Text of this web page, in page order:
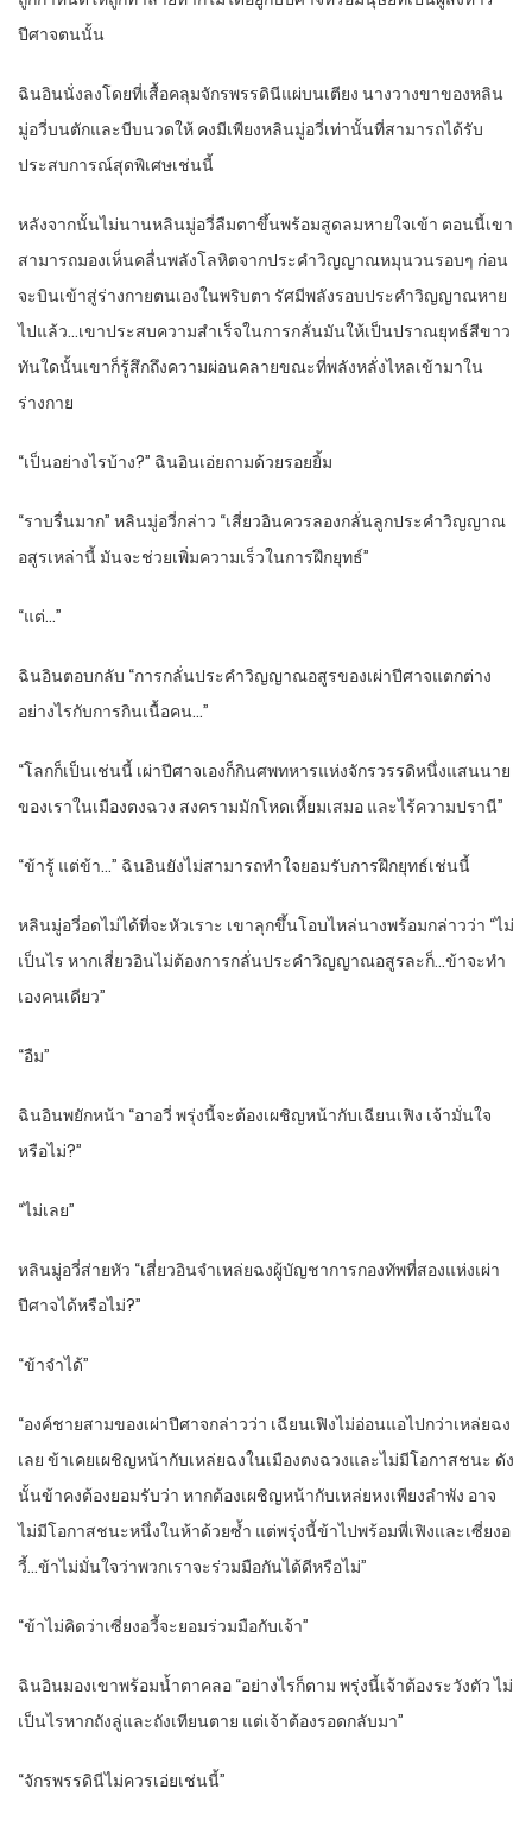
ปีศาจตนนั้น
ฉินอินนั่งลงโดยที่เสื้อคลุมจักรพรรดินีแผ่บนเตียง นางวางขาของหลิน
มู่อวี่บนตักและบีบนวดให้ คงมีเพียงหลินมู่อวี่เท่านั้นที่สามารถได้รับ
ประสบการณ์สุดพิเศษเช่นนี้
หลังจากนั้นไม่นานหลินมู่อวี่ลืมตาขึ้นพร้อมสูดลมหายใจเข้า ตอนนี้เขา
สามารถมองเห็นคลื่นพลังโลหิตจากประคำวิญญาณหมุนวนรอบๆ ก่อน
จะบินเข้าสู่ร่างกายตนเองในพริบตา รัศมีพลังรอบประคำวิญญาณหาย
ไปแล้ว…เขาประสบความสำเร็จในการกลั่นมันให้เป็นปราณยุทธ์สีขาว
ทันใดนั้นเขาก็รู้สึกถึงความผ่อนคลายขณะที่พลังหลั่งไหลเข้ามาใน
ร่างกาย
“เป็นอย่างไรบ้าง?” ฉินอินเอ่ยถามด้วยรอยยิ้ม
“ราบรื่นมาก” หลินมู่อวี่กล่าว “เสี่ยวอินควรลองกลั่นลูกประคำวิญญาณ
อสูรเหล่านี้ มันจะช่วยเพิ่มความเร็วในการฝึกยุทธ์”
“แต่…”
ฉินอินตอบกลับ “การกลั่นประคำวิญญาณอสูรของเผ่าปีศาจแตกต่าง
อย่างไรกับการกินเนื้อคน…”
“โลกก็เป็นเช่นนี้ เผ่าปีศาจเองก็กินศพทหารแห่งจักรวรรดิหนึ่งแสนนาย
ของเราในเมืองตงฉวง สงครามมักโหดเหี้ยมเสมอ และไร้ความปรานี”
“ข้ารู้ แต่ข้า…” ฉินอินยังไม่สามารถทำใจยอมรับการฝึกยุทธ์เช่นนี้
หลินมู่อวี่อดไม่ได้ที่จะหัวเราะ เขาลุกขึ้นโอบไหล่นางพร้อมกล่าวว่า “ไม่
เป็นไร หากเสี่ยวอินไม่ต้องการกลั่นประคำวิญญาณอสูรละก็…ข้าจะทำ
เองคนเดียว”
“อืม”
ฉินอินพยักหน้า “อาอวี่ พรุ่งนี้จะต้องเผชิญหน้ากับเฉียนเฟิง เจ้ามั่นใจ
หรือไม่?”
“ไม่เลย”
หลินมู่อวี่ส่ายหัว “เสี่ยวอินจำเหล่ยฉงผู้บัญชาการกองทัพที่สองแห่งเผ่า
ปีศาจได้หรือไม่?”
“ข้าจำได้”
“องค์ชายสามของเผ่าปีศาจกล่าวว่า เฉียนเฟิงไม่อ่อนแอไปกว่าเหล่ยฉง
เลย ข้าเคยเผชิญหน้ากับเหล่ยฉงในเมืองตงฉวงและไม่มีโอกาสชนะ ดัง
นั้นข้าคงต้องยอมรับว่า หากต้องเผชิญหน้ากับเหล่ยหงเพียงลำพัง อาจ
ไม่มีโอกาสชนะหนึ่งในห้าด้วยซ้ำ แต่พรุ่งนี้ข้าไปพร้อมพี่เฟิงและเซี่ยงอ
วี้…ข้าไม่มั่นใจว่าพวกเราจะร่วมมือกันได้ดีหรือไม่”
“ข้าไม่คิดว่าเซี่ยงอวี้จะยอมร่วมมือกับเจ้า”
ฉินอินมองเขาพร้อมน้ำตาคลอ “อย่างไรก็ตาม พรุ่งนี้เจ้าต้องระวังตัว ไม่
เป็นไรหากถังลู่และถังเทียนตาย แต่เจ้าต้องรอดกลับมา”
“จักรพรรดินีไม่ควรเอ่ยเช่นนี้”